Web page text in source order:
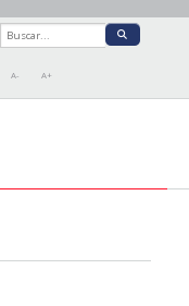
A- A+